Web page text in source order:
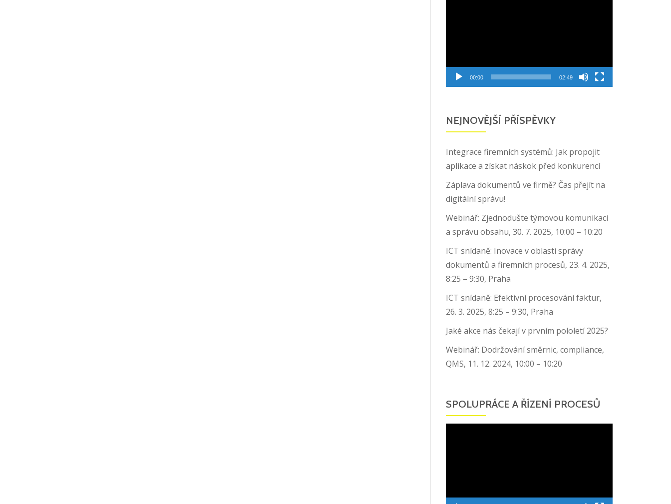
00:00 02:49
NEJNOVĚJŠÍ PŘÍSPĚVKY
Integrace firemních systémů: Jak propojit
aplikace a získat náskok před konkurencí
Záplava dokumentů ve firmě? Čas přejít na
digitální správu!
Webinář: Zjednodušte týmovou komunikaci
a správu obsahu, 30. 7. 2025, 10:00 – 10:20
ICT snídaně: Inovace v oblasti správy
dokumentů a firemních procesů, 23. 4. 2025,
8:25 – 9:30, Praha
ICT snídaně: Efektivní procesování faktur,
26. 3. 2025, 8:25 – 9:30, Praha
Jaké akce nás čekají v prvním pololetí 2025?
Webinář: Dodržování směrnic, compliance,
QMS, 11. 12. 2024, 10:00 – 10:20
SPOLUPRÁCE A ŘÍZENÍ PROCESŮ